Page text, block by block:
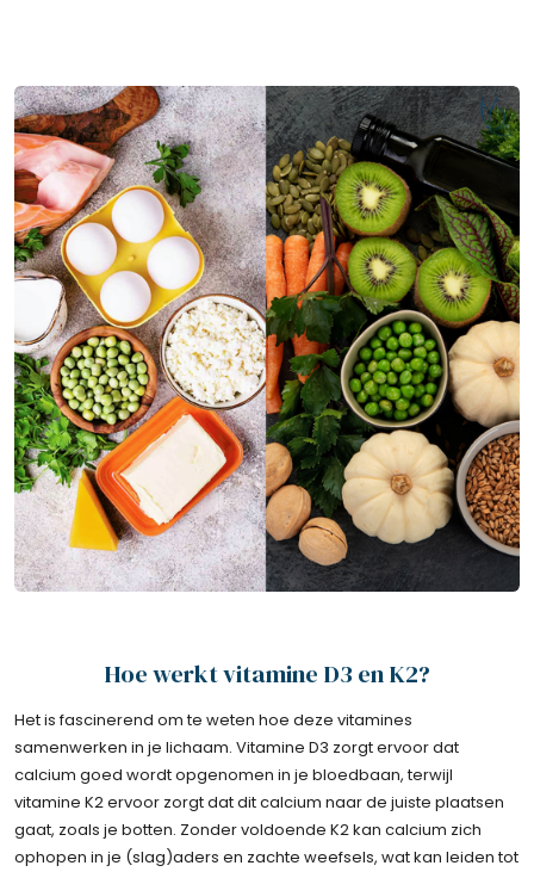
Hoe werkt vitamine D3 en K2?
Het is fascinerend om te weten hoe deze vitamines
samenwerken in je lichaam. Vitamine D3 zorgt ervoor dat
calcium goed wordt opgenomen in je bloedbaan, terwijl
vitamine K2 ervoor zorgt dat dit calcium naar de juiste plaatsen
gaat, zoals je botten. Zonder voldoende K2 kan calcium zich
ophopen in je (slag)aders en zachte weefsels, wat kan leiden tot